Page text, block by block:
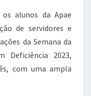
alunos da Apae
de servidores e
da Semana da
Deficiência 2023,
com uma ampla